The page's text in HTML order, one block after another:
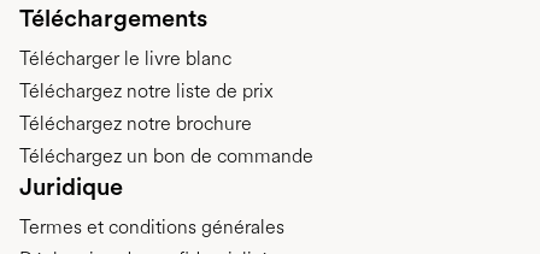
Téléchargements
Télécharger le livre blanc
Téléchargez notre liste de prix
Téléchargez notre brochure
Téléchargez un bon de commande
Juridique
Termes et conditions générales